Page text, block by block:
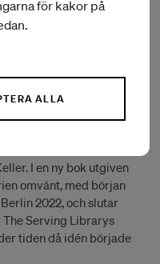
Serving Librarys
I en ny bok utgiven
omvänt, med början
2022, och slutar
Serving Librarys
tiden då idén började
för kakor på
ALLA